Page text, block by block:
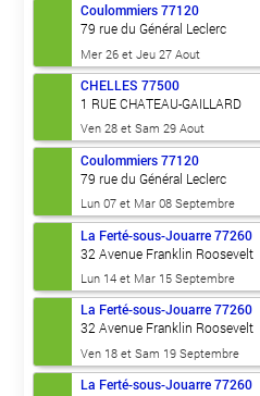
Coulommiers 77120
79 rue du Général Leclerc
Mer 26 et Jeu 27 Aout
CHELLES 77500
1 RUE CHATEAU-GAILLARD
Ven 28 et Sam 29 Aout
Coulommiers 77120
79 rue du Général Leclerc
Lun 07 et Mar 08 Septembre
La Ferté-sous-Jouarre 77260
32 Avenue Franklin Roosevelt
Lun 14 et Mar 15 Septembre
La Ferté-sous-Jouarre 77260
32 Avenue Franklin Roosevelt
Ven 18 et Sam 19 Septembre
La Ferté-sous-Jouarre 77260